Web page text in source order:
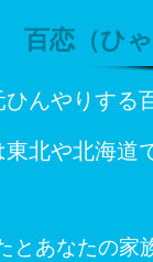
恋（ひゃ
んやりする
北や北海道
とあなたの家